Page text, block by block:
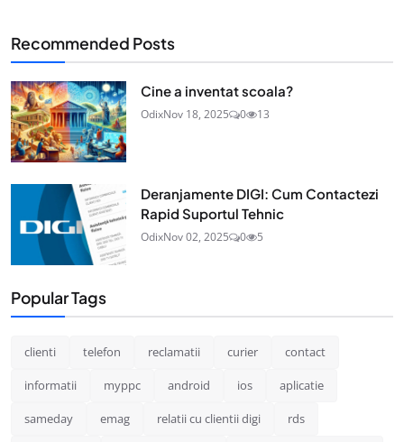
Recommended Posts
Cine a inventat scoala?
OdixNov 18, 2025 0 13
Deranjamente DIGI: Cum Contactezi
Rapid Suportul Tehnic
OdixNov 02, 2025 0 5
Popular Tags
clienti telefon reclamatii curier contact
informatii myppc android ios aplicatie
sameday emag relatii cu clientii digi rds